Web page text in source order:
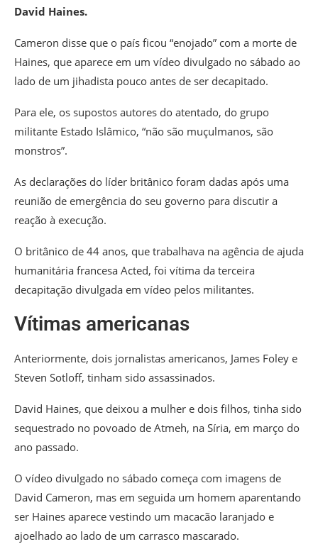
David Haines.
Cameron disse que o país ficou “enojado” com a morte de
Haines, que aparece em um vídeo divulgado no sábado ao
lado de um jihadista pouco antes de ser decapitado.
Para ele, os supostos autores do atentado, do grupo
militante Estado Islâmico, “não são muçulmanos, são
monstros”.
As declarações do líder britânico foram dadas após uma
reunião de emergência do seu governo para discutir a
reação à execução.
O britânico de 44 anos, que trabalhava na agência de ajuda
humanitária francesa Acted, foi vítima da terceira
decapitação divulgada em vídeo pelos militantes.
Vítimas americanas
Anteriormente, dois jornalistas americanos, James Foley e
Steven Sotloff, tinham sido assassinados.
David Haines, que deixou a mulher e dois filhos, tinha sido
sequestrado no povoado de Atmeh, na Síria, em março do
ano passado.
O vídeo divulgado no sábado começa com imagens de
David Cameron, mas em seguida um homem aparentando
ser Haines aparece vestindo um macacão laranjado e
ajoelhado ao lado de um carrasco mascarado.